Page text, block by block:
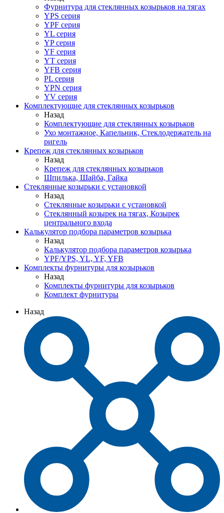
Фурнитура для стеклянных козырьков на тягах
YPS серия
YPF серия
YL серия
YP серия
YF серия
YT серия
YFB серия
PL серия
YPN серия
YV серия
Комплектующие для стеклянных козырьков
Назад
Комплектующие для стеклянных козырьков
Ухо монтажное, Капельник, Стеклодержатель на
ригель
Крепеж для стеклянных козырьков
Назад
Крепеж для стеклянных козырьков
Шпилька, Шайба, Гайка
Стеклянные козырьки с установкой
Назад
Стеклянные козырьки с установкой
Стеклянный козырек на тягах, Козырек
центрального входа
Калькулятор подбора параметров козырька
Назад
Калькулятор подбора параметров козырька
YPF/YPS, YL, YF, YFB
Комплекты фурнитуры для козырьков
Назад
Комплекты фурнитуры для козырьков
Комплект фурнитуры
Назад